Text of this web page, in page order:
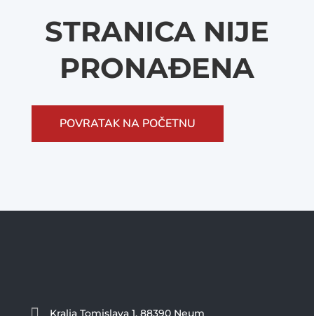
STRANICA NIJE
PRONAĐENA
POVRATAK NA POČETNU
Kralja Tomislava 1, 88390 Neum